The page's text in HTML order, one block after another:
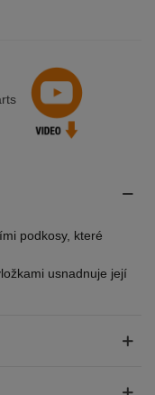
podkosy, které
usnadnuje její